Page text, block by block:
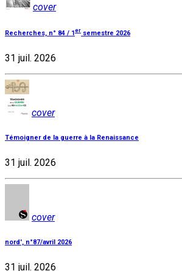
cover
Recherches, n° 84 / 1 er semestre 2026
31 juil. 2026
cover
Témoigner de la guerre à la Renaissance
31 juil. 2026
cover
nord', n°87/avril 2026
31 juil. 2026